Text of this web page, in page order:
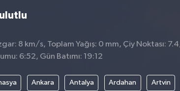
8 km/s, Toplam Yağış: 0 mm, Çiy Noktası:
6:52, Gün Batımı: 19:12
Ankara Antalya Ardahan Artvin